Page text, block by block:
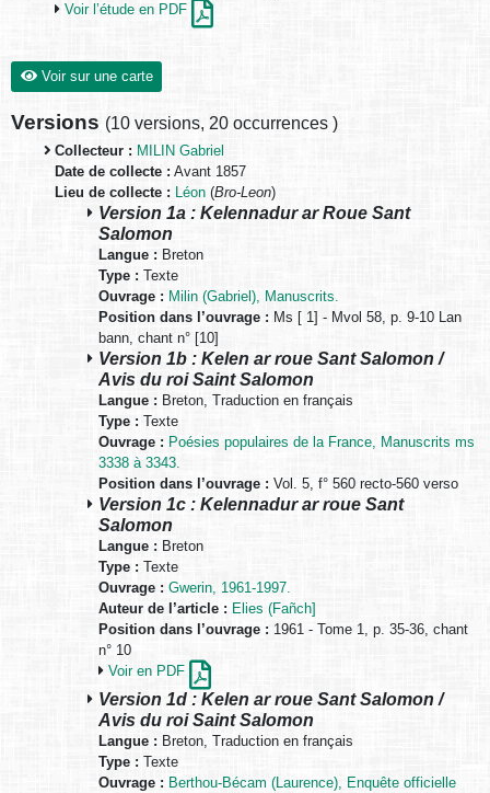
Voir l’étude en PDF
Voir sur une carte
Versions (10 versions, 20 occurrences )
Collecteur : MILIN Gabriel
Date de collecte : Avant 1857
Lieu de collecte : Léon (Bro-Leon)
Version 1a : Kelennadur ar Roue Sant
Salomon
Langue : Breton
Type : Texte
Ouvrage : Milin (Gabriel), Manuscrits.
Position dans l’ouvrage : Ms [ 1] - Mvol 58, p. 9-10 Lan
bann, chant n° [10]
Version 1b : Kelen ar roue Sant Salomon /
Avis du roi Saint Salomon
Langue : Breton, Traduction en français
Type : Texte
Ouvrage : Poésies populaires de la France, Manuscrits ms
3338 à 3343.
Position dans l’ouvrage : Vol. 5, f° 560 recto-560 verso
Version 1c : Kelennadur ar roue Sant
Salomon
Langue : Breton
Type : Texte
Ouvrage : Gwerin, 1961-1997.
Auteur de l’article : Elies (Fañch]
Position dans l’ouvrage : 1961 - Tome 1, p. 35-36, chant
n° 10
Voir en PDF
Version 1d : Kelen ar roue Sant Salomon /
Avis du roi Saint Salomon
Langue : Breton, Traduction en français
Type : Texte
Ouvrage : Berthou-Bécam (Laurence), Enquête officielle